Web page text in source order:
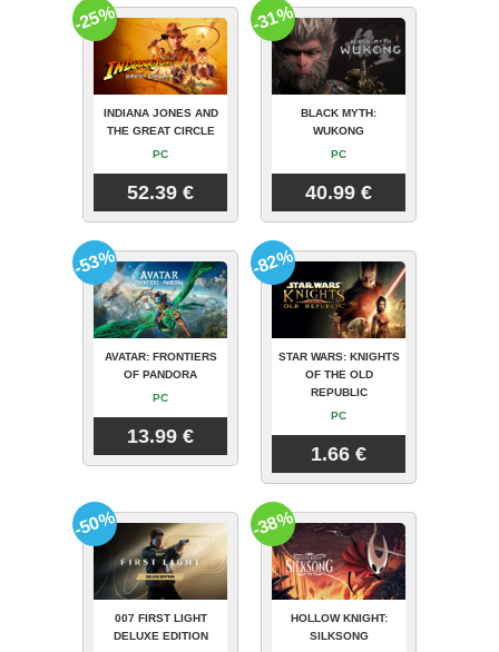
INDIANA JONES AND
THE GREAT CIRCLE
PC
52.39 €
-25%
BLACK MYTH:
WUKONG
PC
40.99 €
-31%
AVATAR: FRONTIERS
OF PANDORA
PC
13.99 €
-53%
STAR WARS: KNIGHTS
OF THE OLD
REPUBLIC
PC
1.66 €
-82%
007 FIRST LIGHT
DELUXE EDITION
-50%
HOLLOW KNIGHT:
SILKSONG
-38%